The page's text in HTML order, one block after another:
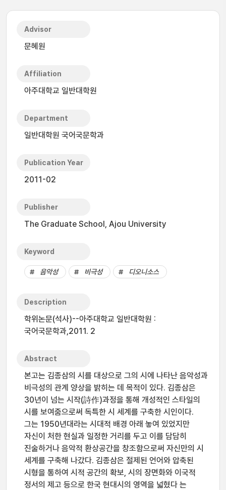
Advisor
문혜원
Affiliation
아주대학교 일반대학원
Department
일반대학원 국어국문학과
Publication Year
2011-02
Publisher
The Graduate School, Ajou University
Keyword
음악성 비극성 디오니소스
Description
학위논문(석사)--아주대학교 일반대학원 :
국어국문학과,2011. 2
Abstract
본고는 김종삼의 시를 대상으로 그의 시에 나타난 음악성과
비극성의 관계 양상을 밝히는 데 목적이 있다. 김종삼은
30년이 넘는 시작(詩作)과정을 통해 개성적인 스타일의
시를 보여줌으로써 독특한 시 세계를 구축한 시인이다.
그는 1950년대라는 시대적 배경 아래 놓여 있었지만
자신이 처한 현실과 일정한 거리를 두고 이를 담담히
진술하거나 음악적 환상공간을 창조함으로써 자신만의 시
세계를 구축해 나갔다. 김종삼은 절제된 언어와 압축된
시형을 통하여 시적 공간의 확보, 시의 장면화와 이국적
정서의 제고 등으로 한국 현대시의 영역을 넓혔다 는